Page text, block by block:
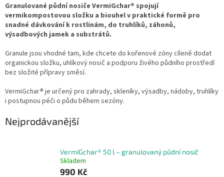
Granulované půdní nosiče VermiGchar® spojují
vermikompostovou složku a biouhel v praktické formě pro
snadné dávkování k rostlinám, do truhlíků, záhonů,
výsadbových jamek a substrátů.
Granule jsou vhodné tam, kde chcete do kořenové zóny cíleně dodat
organickou složku, uhlíkový nosič a podporu živého půdního prostředí
bez složité přípravy směsí.
VermiGchar® je určený pro zahrady, skleníky, výsadby, nádoby, truhlíky
i postupnou péči o půdu během sezóny.
Nejprodávanější
VermiGchar® 50 l – granulovaný půdní nosič
Skladem
990 Kč